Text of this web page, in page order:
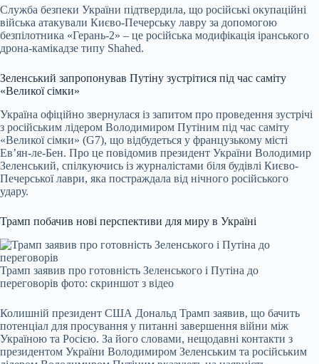
Служба безпеки України підтвердила, що російські окупаційні
війська атакували Києво-Печерську лавру за допомогою
безпілотника «Герань-2» – це російська модифікація іранського
дрона-камікадзе типу Shahed.
Зеленський запропонував Путіну зустрітися під час саміту
«Великої сімки»
Україна офіційно звернулася із запитом про проведення зустрічі
з російським лідером Володимиром Путіним під час саміту
«Великої сімки» (G7), що відбудеться у французькому місті
Ев’ян-ле-Бен. Про це повідомив президент України Володимир
Зеленський, спілкуючись із журналістами біля будівлі Києво-
Печерської лаври, яка постраждала від нічного російського
удару.
Трамп побачив нові перспективи для миру в Україні
Трамп заявив про готовність Зеленського і Путіна до
переговорів фото: скриншот з відео
Колишній президент США Дональд Трамп заявив, що бачить
потенціал для просування у питанні завершення війни між
Україною та Росією. За його словами, нещодавні контакти з
президентом України Володимиром Зеленським та російським